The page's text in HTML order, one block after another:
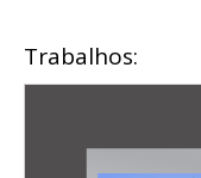
Trabalhos: